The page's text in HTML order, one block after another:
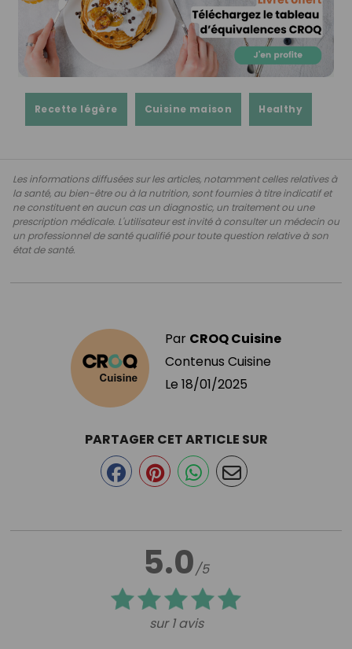
Recette légère Cuisine maison Healthy
Les informations diffusées sur les articles, notamment celles relatives à
la santé, au bien-être ou à la nutrition, sont fournies à titre indicatif et
ne constituent en aucun cas un diagnostic, un traitement ou une
prescription médicale. L'utilisateur est invité à consulter un médecin ou
un professionnel de santé qualifié pour toute question relative à son
état de santé.
Par CROQ Cuisine
Contenus Cuisine
Le 18/01/2025
5.0/5
sur 1 avis
PARTAGER CET ARTICLE SUR